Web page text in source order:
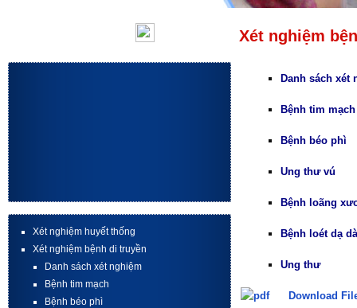
Xét nghiệm
Danh sách xét
Bệnh tim mạch
Bệnh béo phì
Ung thư vú
Bệnh loãng
Bệnh loét dạ
Ung thư
Download
Xét nghiệm huyết thống
Xét nghiệm bệnh di truyền
Danh sách xét nghiệm
Bệnh tim mạch
Bệnh béo phì